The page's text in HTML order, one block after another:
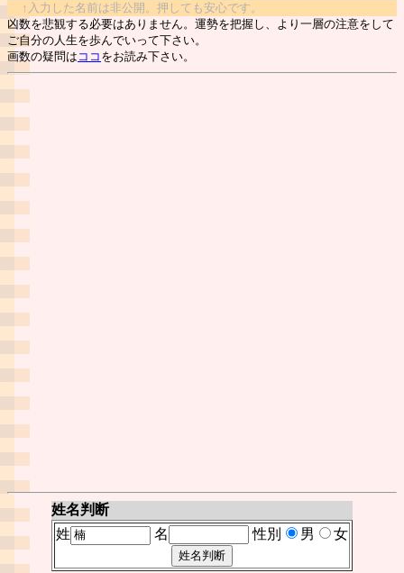
↑入力した名前は非公開。押しても安心です。
凶数を悲観する必要はありません。運勢を把握し、より一層の注意をして
ご自分の人生を歩んでいって下さい。
画数の疑問は ココ をお読み下さい。
姓名判断
姓
名 性別 男 女